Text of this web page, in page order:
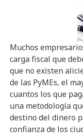
Muchos
carga fiscal que
que no existen
de las PyMEs, el
cuantos los que
una metodología
destino del dinero
confianza de los